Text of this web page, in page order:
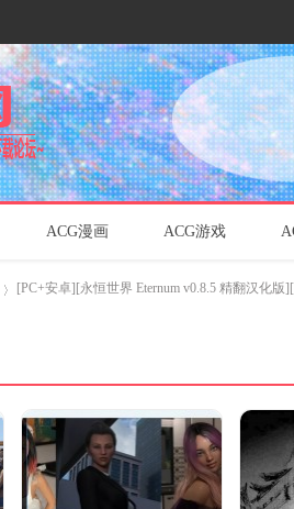
ACG漫画 ACG游戏
[PC+安卓][永恒世界 Eternum v0.8.5 精翻汉化版